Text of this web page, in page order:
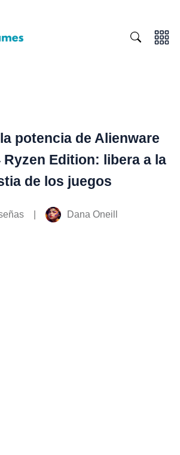
potencia de Alienware
Ryzen Edition: libera a la
de los juegos
Dana Oneill